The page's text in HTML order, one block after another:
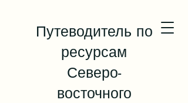
Путеводитель по
ресурсам
Северо-
восточного